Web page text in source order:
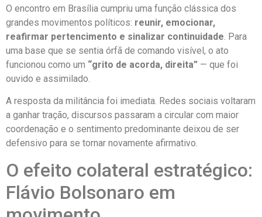
O encontro em Brasília cumpriu uma função clássica dos
grandes movimentos políticos: reunir, emocionar,
reafirmar pertencimento e sinalizar continuidade. Para
uma base que se sentia órfã de comando visível, o ato
funcionou como um “grito de acorda, direita” — que foi
ouvido e assimilado.
A resposta da militância foi imediata. Redes sociais voltaram
a ganhar tração, discursos passaram a circular com maior
coordenação e o sentimento predominante deixou de ser
defensivo para se tornar novamente afirmativo.
O efeito colateral estratégico:
Flávio Bolsonaro em